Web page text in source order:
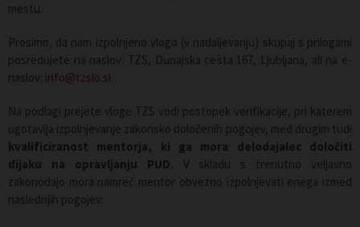
mestu.
Prosimo, da nam izpolnjeno vlogo (v nadaljevanju) skupaj s prilogami
posredujete na naslov: TZS, Dunajska cesta 167, Ljubljana, ali na e-
naslov: info@tzslo.si
Na podlagi prejete vloge TZS vodi postopek verifikacije, pri katerem
ugotavlja izpolnjevanje zakonsko določenih pogojev, med drugim tudi
kvalificiranost mentorja, ki ga mora delodajalec določiti
dijaku na opravljanju PUD. V skladu s trenutno veljavno
zakonodajo mora namreč mentor obvezno izpolnjevati enega izmed
naslednjih pogojev: